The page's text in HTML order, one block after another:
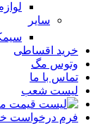
سایر
خرید اقساطی
وتوس مگ
تماس با ما
لیست شعب
فرم درخواست